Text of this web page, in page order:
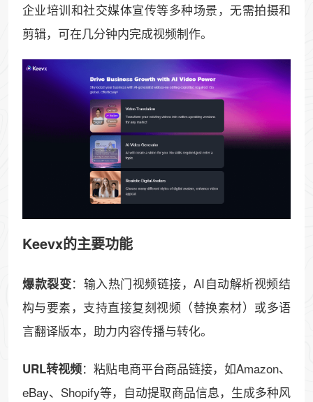
企业培训和社交媒体宣传等多种场景，无需拍摄和
剪辑，可在几分钟内完成视频制作。
Keevx的主要功能
爆款裂变：输入热门视频链接，AI自动解析视频结
构与要素，支持直接复刻视频（替换素材）或多语
言翻译版本，助力内容传播与转化。
URL转视频：粘贴电商平台商品链接，如Amazon、
eBay、Shopify等，自动提取商品信息，生成多种风